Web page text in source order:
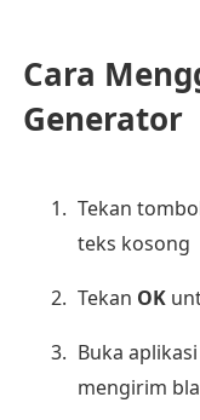
Cara
Generator
Tekan
teks kosong
Tekan OK
Buka
mengirim